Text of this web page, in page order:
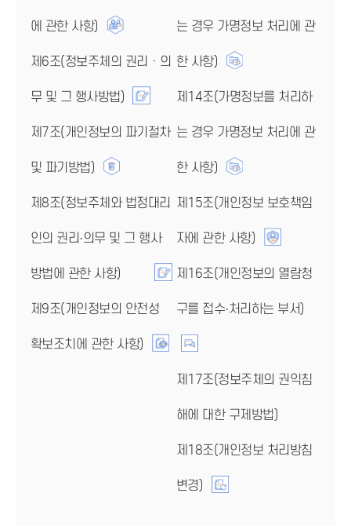
에 관한 사항)
제6조(정보주체의 권리ㆍ의
무 및 그 행사방법)
제7조(개인정보의 파기절차
및 파기방법)
제8조(정보주체와 법정대리
인의 권리·의무 및 그 행사
방법에 관한 사항)
제9조(개인정보의 안전성
확보조치에 관한 사항)
는 경우 가명정보 처리에 관
한 사항)
제14조(가명정보를 처리하
는 경우 가명정보 처리에 관
한 사항)
제15조(개인정보 보호책임
자에 관한 사항)
제16조(개인정보의 열람청
구를 접수·처리하는 부서)
제17조(정보주체의 권익침
해에 대한 구제방법)
제18조(개인정보 처리방침
변경)